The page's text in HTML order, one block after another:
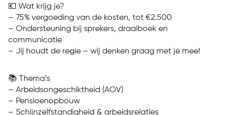
💶 Wat krijg je?
– 75% vergoeding van de kosten, tot €2.500
– Ondersteuning bij sprekers, draaiboek en
communicatie
– Jij houdt de regie – wij denken graag met je mee!
📚 Thema’s
– Arbeidsongeschiktheid (AOV)
– Pensioenopbouw
– Schijnzelfstandigheid & arbeidsrelaties